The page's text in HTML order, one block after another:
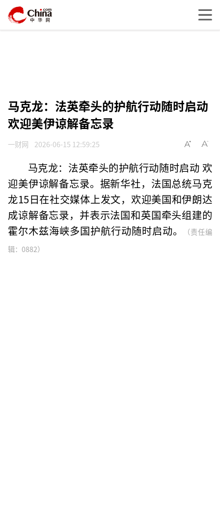
马克龙：法英牵头的护航行动随时启动
欢迎美伊谅解备忘录
一财网 2026-06-15 12:59:25
马克龙：法英牵头的护航行动随时启动 欢
迎美伊谅解备忘录。据新华社，法国总统马克
龙15日在社交媒体上发文，欢迎美国和伊朗达
成谅解备忘录，并表示法国和英国牵头组建的
霍尔木兹海峡多国护航行动随时启动。
（责任编
辑：0882）